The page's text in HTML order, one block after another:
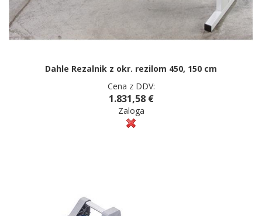
Dahle Rezalnik z okr. rezilom 450, 150 cm
Cena z DDV:
1.831,58 €
Zaloga